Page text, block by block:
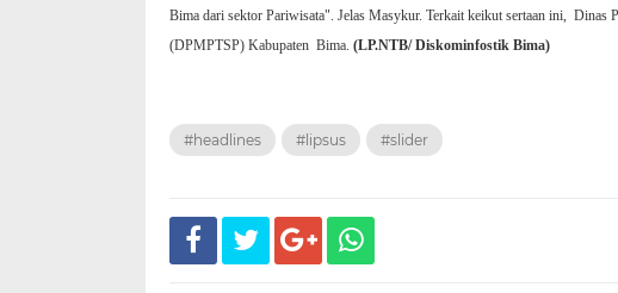
Bima dari sektor Pariwisata". Jelas Masykur. Terkait keikut sertaan ini, Dinas
(DPMPTSP) Kabupaten Bima. (LP.NTB/ Diskominfostik Bima)
#headlines #lipsus #slider